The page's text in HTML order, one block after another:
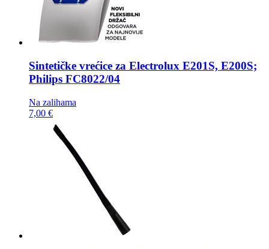
Sintetičke vrećice za Electrolux E201S, E200S;
Philips FC8022/04
Na zalihama
7,00 €